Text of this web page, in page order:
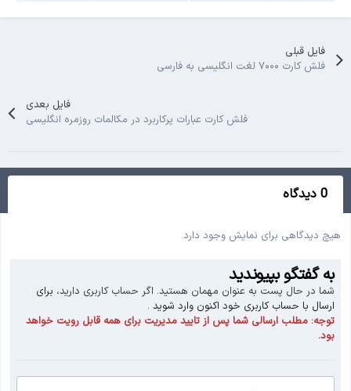
فایل قبلی
فلش کارت ۷۰۰۰ لغت انگلیسی به فارسی
فایل بعدی
فلش کارت عبارات پرکاربرد در مکالمات روزمره انگلیسی
0 دیدگاه
هیچ دیدگاهی برای نمایش وجود دارد.
به گفتگو بپیوندید
شما در حال پست به عنوان مهمان هستید. اگر حساب کاربری دارید، برای
ارسال با حساب کاربری خود اکنون وارد شوید .
توجه: مطلب ارسالی شما پس از تایید مدیریت برای همه قابل رویت خواهد
بود.